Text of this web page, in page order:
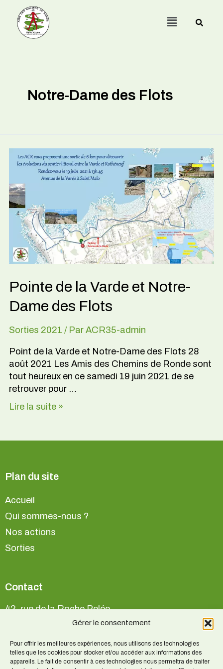
Gérer le consentement
Pour offrir les meilleures expériences, nous utilisons des technologies
telles que les cookies pour stocker et/ou accéder aux informations des
appareils. Le fait de consentir à ces technologies nous permettra de traiter
Menu
Notre-Dame des Flots
Pointe de la Varde et Notre-
Dame des Flots
Sorties 2021 / ParACR35-admin
Point de la Varde et Notre-Dame des Flots 28
août 2021 Les Amis des Chemins de Ronde sont
tout heureux en ce samedi 19 juin 2021 de se
retrouver pour …
Pointe
de
Varde
et
Notre-
Dame
des
Flots
Lire la suite »
Plan du site
Accueil
Qui sommes-nous ?
Nos actions
Sorties
Contact
42, rue de la Roche Pelée
35800 Saint-Lunaire
Pour tout renseignement :